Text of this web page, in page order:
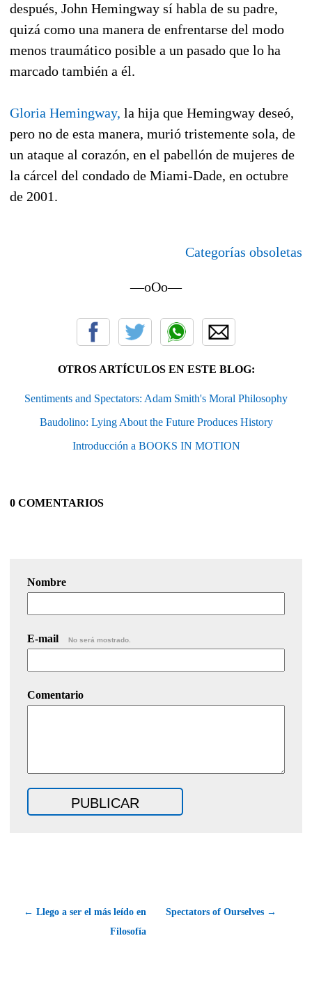
después, John Hemingway sí habla de su padre,
quizá como una manera de enfrentarse del modo
menos traumático posible a un pasado que lo ha
marcado también a él.
Gloria Hemingway, la hija que Hemingway deseó,
pero no de esta manera, murió tristemente sola, de
un ataque al corazón, en el pabellón de mujeres de
la cárcel del condado de Miami-Dade, en octubre
de 2001.
Categorías obsoletas
—oOo—
OTROS ARTÍCULOS EN ESTE BLOG:
Sentiments and Spectators: Adam Smith's Moral Philosophy
Baudolino: Lying About the Future Produces History
Introducción a BOOKS IN MOTION
0 COMENTARIOS
Nombre
E-mail No será mostrado.
Comentario
← Llego a ser el más leído en
Filosofía
Spectators of Ourselves →